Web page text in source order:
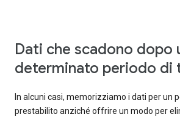
Dati che scadono dopo
determinato periodo di
In alcuni casi, memorizziamo i dati per un
prestabilito anziché offrire un modo per